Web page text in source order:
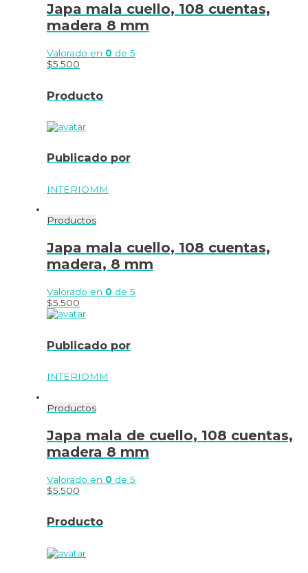
Japa mala cuello, 108 cuentas,
madera 8 mm
Valorado en 0 de 5
$5.500
Producto
Publicado por
INTERIOMM
Productos
Japa mala cuello, 108 cuentas,
madera, 8 mm
Valorado en 0 de 5
$5.500
Publicado por
INTERIOMM
Productos
Japa mala de cuello, 108 cuentas,
madera 8 mm
Valorado en 0 de 5
$5.500
Producto